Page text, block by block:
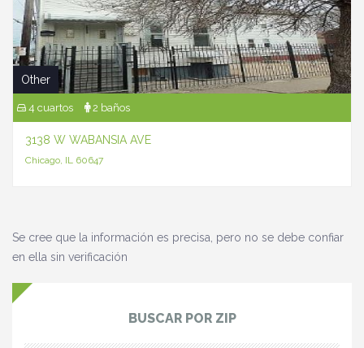
Other
4 cuartos 2 baños
3138 W WABANSIA AVE
Chicago, IL 60647
Se cree que la información es precisa, pero no se debe confiar
en ella sin verificación
BUSCAR POR ZIP